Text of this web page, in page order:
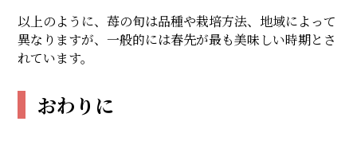
以上のように、苺の旬は品種や栽培方法、地域によって
異なりますが、一般的には春先が最も美味しい時期とさ
れています。
おわりに